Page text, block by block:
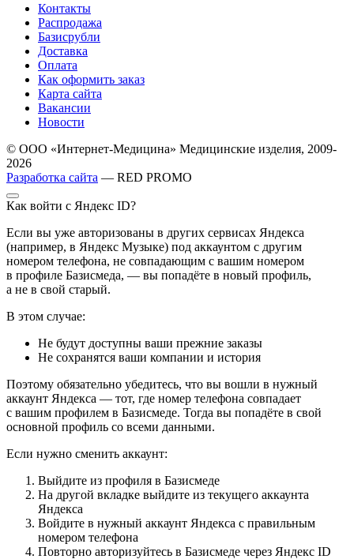
Контакты
Распродажа
Базисрубли
Доставка
Оплата
Как оформить заказ
Карта сайта
Вакансии
Новости
© ООО «Интернет-Медицина» Медицинские изделия, 2009-
2026
Разработка сайта — RED PROMO
Как войти с Яндекс ID?
Если вы уже авторизованы в других сервисах Яндекса
(например, в Яндекс Музыке) под аккаунтом с другим
номером телефона, не совпадающим с вашим номером
в профиле Базисмеда, — вы попадёте в новый профиль,
а не в свой старый.
В этом случае:
Не будут доступны ваши прежние заказы
Не сохранятся ваши компании и история
Поэтому обязательно убедитесь, что вы вошли в нужный
аккаунт Яндекса — тот, где номер телефона совпадает
с вашим профилем в Базисмеде. Тогда вы попадёте в свой
основной профиль со всеми данными.
Если нужно сменить аккаунт:
Выйдите из профиля в Базисмеде
На другой вкладке выйдите из текущего аккаунта
Яндекса
Войдите в нужный аккаунт Яндекса с правильным
номером телефона
Повторно авторизуйтесь в Базисмеде через Яндекс ID